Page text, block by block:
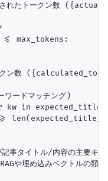
たトークン数
max_tokens:
数
ードマッチング)
kw in
イトル/内容の主要キー
や埋め込みベクトルの類似